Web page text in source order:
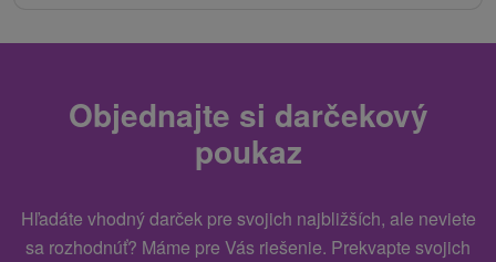
Objednajte si darčekový
poukaz
Hľadáte vhodný darček pre svojich najbližších, ale neviete
sa rozhodnúť? Máme pre Vás riešenie. Prekvapte svojich